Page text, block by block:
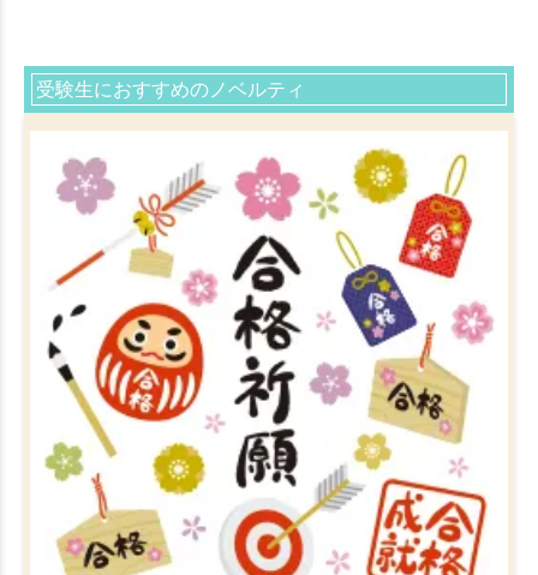
受験生におすすめのノベルティ